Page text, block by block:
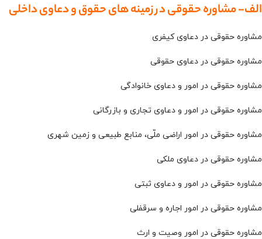
الف- مشاوره حقوقی در زمینه های حقوق و دعاوی داخلی
مشاوره حقوقی در دعاوی کیفری
مشاوره حقوقی در دعاوی حقوقی
مشاوره حقوقی در امور و دعاوی خانوادگی
مشاوره حقوقی در امور و دعاوی تجاری و بازرگانی
مشاوره حقوقی در امور اراضی ملّی، منابع طبیعی و زمین شهری
مشاوره حقوقی در دعاوی ملکی
مشاوره حقوقی در امور و دعاوی ثبتی
مشاوره حقوقی در امور اجاره و سرقفلی
مشاوره حقوقی در امور وصیت و ارث